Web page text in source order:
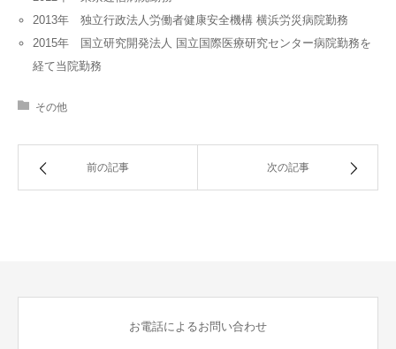
2013年 独立行政法人労働者健康安全機構 横浜労災病院勤務
2015年 国立研究開発法人 国立国際医療研究センター病院勤務を
経て当院勤務
その他
前の記事 次の記事
お電話によるお問い合わせ